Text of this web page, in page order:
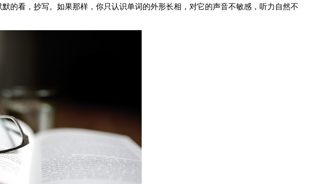
的看，抄写。如果那样，你只认识单词的外形长相，对它的声音不敏感，听力自然不